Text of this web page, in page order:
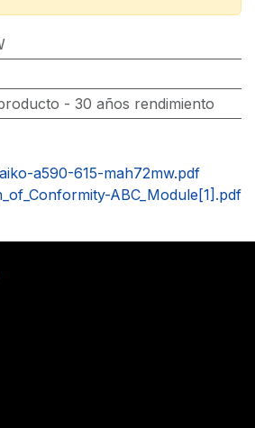
- 30 años rendimiento
a590-615-mah72mw.pdf
ABC_Module[1].pdf